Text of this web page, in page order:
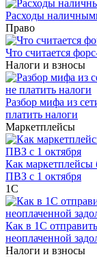
Расходы
Право
Что считается
Налоги и взносы
Разбор мифа из
платить налоги
Маркетплейсы
Как маркетплейсы
ПВЗ с 1 октября
1С
Как в 1С
неоплаченной
Налоги и взносы